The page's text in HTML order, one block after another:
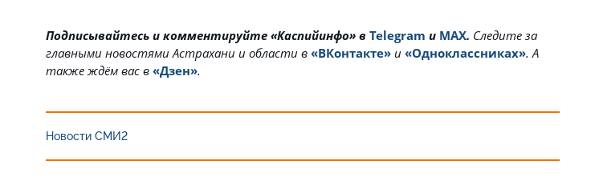
Подписывайтесь и комментируйте «Каспийинфо» в Telegram и MAX. Cледите за
главными новостями Астрахани и области в «ВКонтакте» и «Одноклассниках». А
также ждём вас в «Дзен».
Новости СМИ2